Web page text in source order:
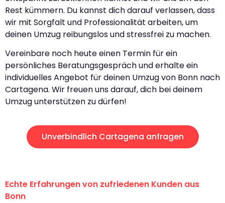
Rest kümmern. Du kannst dich darauf verlassen, dass
wir mit Sorgfalt und Professionalität arbeiten, um
deinen Umzug reibungslos und stressfrei zu machen.
Vereinbare noch heute einen Termin für ein
persönliches Beratungsgespräch und erhalte ein
individuelles Angebot für deinen Umzug von Bonn nach
Cartagena. Wir freuen uns darauf, dich bei deinem
Umzug unterstützen zu dürfen!
Unverbindlich Cartagena anfragen
Echte Erfahrungen von zufriedenen Kunden aus
Bonn